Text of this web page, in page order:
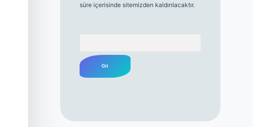
süre içerisinde sitemizden kaldırılacaktır.